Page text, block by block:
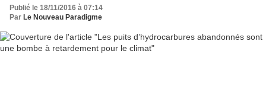
Publié le 18/11/2016 à 07:14
Par Le Nouveau Paradigme